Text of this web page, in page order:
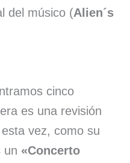
del músico (Alien´s
cinco
es una revisión
vez, como su
un «Concerto